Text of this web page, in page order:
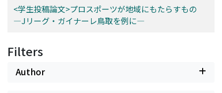
<学生投稿論文>プロスポーツが地域にもたらすもの
―Jリーグ・ガイナーレ鳥取を例に―
Filters
Author